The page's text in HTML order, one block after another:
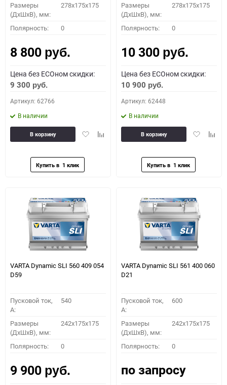
Размеры
(ДхШхВ), мм:
278x175x175
Полярность: 0
8 800 руб.
Цена без ECOном скидки:
9 300 руб.
Артикул: 62766
В наличии
ДобавитьДобавить
В корзину
Размеры
(ДхШхВ), мм:
278x175x175
Полярность: 0
10 300 руб.
Цена без ECOном скидки:
10 900 руб.
Артикул: 62448
В наличии
Добавить
В корзину
VARTA Dynamic SLI 560 409 054
D59
Пусковой ток,
A:
540
Размеры
(ДхШхВ), мм:
242x175x175
Полярность: 0
9 900 руб.
VARTA Dynamic SLI 561 400 060
D21
Пусковой ток,
A:
600
Размеры
(ДхШхВ), мм:
242x175x175
Полярность: 0
по запросу